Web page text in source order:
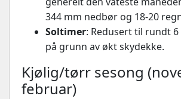
344 mm nedbør og 18-20
Soltimer: Redusert til rundt
på grunn av økt skydekke.
Kjølig/tørr sesong
februar)